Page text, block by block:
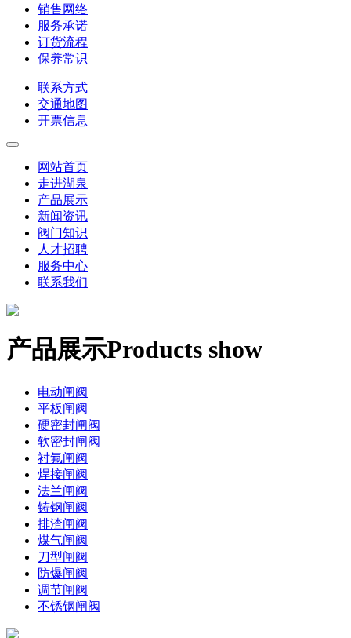
销售网络
服务承诺
订货流程
保养常识
联系方式
交通地图
开票信息
网站首页
走进湖泉
产品展示
新闻资讯
阀门知识
人才招聘
服务中心
联系我们
产品展示Products show
电动闸阀
平板闸阀
硬密封闸阀
软密封闸阀
衬氟闸阀
焊接闸阀
法兰闸阀
铸钢闸阀
排渣闸阀
煤气闸阀
刀型闸阀
防爆闸阀
调节闸阀
不锈钢闸阀